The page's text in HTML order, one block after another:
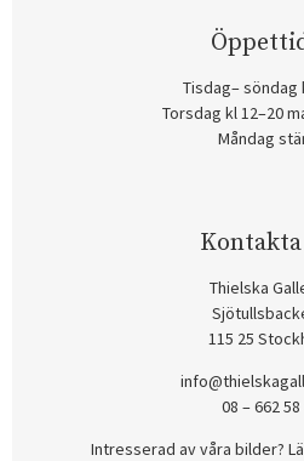
Tisdag– söndag
Torsdag kl 12–20
Måndag
Kontakta
Thielska
115 25
08 – 662 58
Intresserad av våra bilder?